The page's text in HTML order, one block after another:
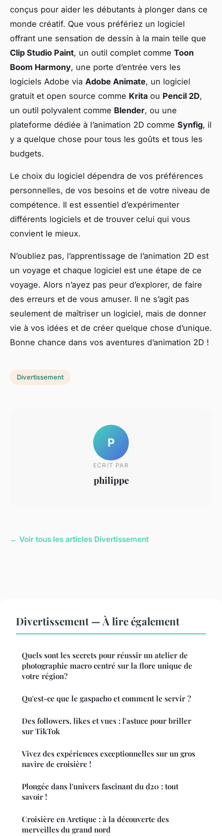
conçus pour aider les débutants à plonger dans ce
monde créatif. Que vous préfériez un logiciel
offrant une sensation de dessin à la main telle que
Clip Studio Paint, un outil complet comme Toon
Boom Harmony, une porte d’entrée vers les
logiciels Adobe via Adobe Animate, un logiciel
gratuit et open source comme Krita ou Pencil 2D,
un outil polyvalent comme Blender, ou une
plateforme dédiée à l’animation 2D comme Synfig, il
y a quelque chose pour tous les goûts et tous les
budgets.
Le choix du logiciel dépendra de vos préférences
personnelles, de vos besoins et de votre niveau de
compétence. Il est essentiel d’expérimenter
différents logiciels et de trouver celui qui vous
convient le mieux.
N’oubliez pas, l’apprentissage de l’animation 2D est
un voyage et chaque logiciel est une étape de ce
voyage. Alors n’ayez pas peur d’explorer, de faire
des erreurs et de vous amuser. Il ne s’agit pas
seulement de maîtriser un logiciel, mais de donner
vie à vos idées et de créer quelque chose d’unique.
Bonne chance dans vos aventures d’animation 2D !
Divertissement
P
ECRIT PAR
philippe
← Voir tous les articles Divertissement
Divertissement — À lire également
Quels sont les secrets pour réussir un atelier de
photographie macro centré sur la flore unique de
votre région?
Qu'est-ce que le gaspacho et comment le servir ?
Des followers, likes et vues : l'astuce pour briller
sur TikTok
Vivez des expériences exceptionnelles sur un gros
navire de croisière !
Plongée dans l'univers fascinant du d20 : tout
savoir !
Croisière en Arctique : à la découverte des
merveilles du grand nord